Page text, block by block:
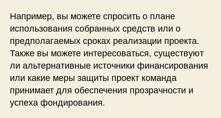
Например, вы можете спросить о плане
использования собранных средств или о
предполагаемых сроках реализации проекта.
Также вы можете интересоваться, существуют
ли альтернативные источники финансирования
или какие меры защиты проект команда
принимает для обеспечения прозрачности и
успеха фондирования.